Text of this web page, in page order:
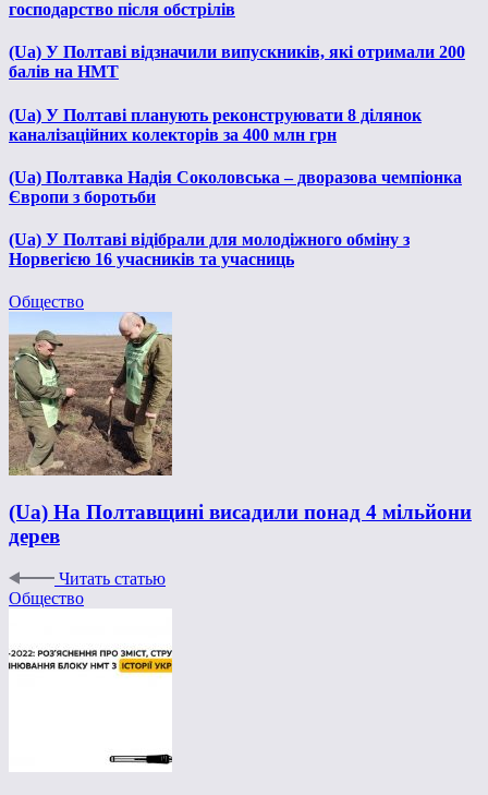
господарство після обстрілів
(Ua) У Полтаві відзначили випускників, які отримали 200
балів на НМТ
(Ua) У Полтаві планують реконструювати 8 ділянок
каналізаційних колекторів за 400 млн грн
(Ua) Полтавка Надія Соколовська – дворазова чемпіонка
Європи з боротьби
(Ua) У Полтаві відібрали для молодіжного обміну з
Норвегією 16 учасників та учасниць
Общество
(Ua) На Полтавщині висадили понад 4 мільйони
дерев
Читать статью
Общество